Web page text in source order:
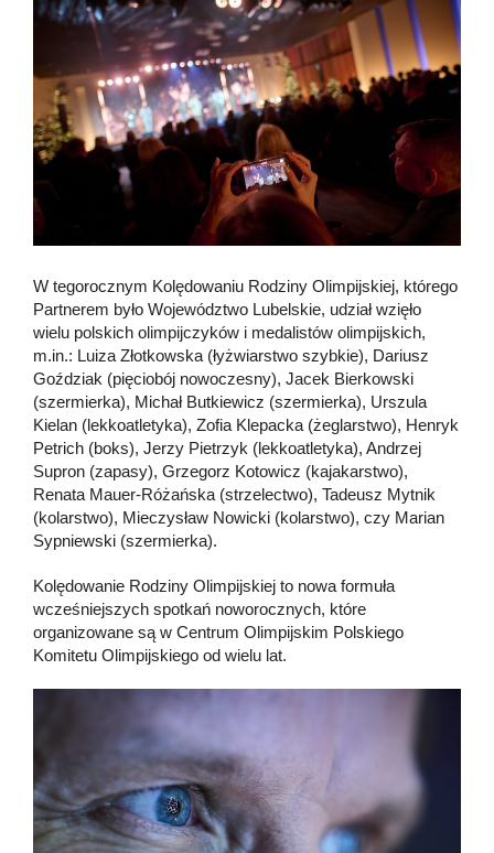
W tegorocznym Kolędowaniu Rodziny Olimpijskiej, którego
Partnerem było Województwo Lubelskie, udział wzięło
wielu polskich olimpijczyków i medalistów olimpijskich,
m.in.: Luiza Złotkowska (łyżwiarstwo szybkie), Dariusz
Goździak (pięciobój nowoczesny), Jacek Bierkowski
(szermierka), Michał Butkiewicz (szermierka), Urszula
Kielan (lekkoatletyka), Zofia Klepacka (żeglarstwo), Henryk
Petrich (boks), Jerzy Pietrzyk (lekkoatletyka), Andrzej
Supron (zapasy), Grzegorz Kotowicz (kajakarstwo),
Renata Mauer-Różańska (strzelectwo), Tadeusz Mytnik
(kolarstwo), Mieczysław Nowicki (kolarstwo), czy Marian
Sypniewski (szermierka).
Kolędowanie Rodziny Olimpijskiej to nowa formuła
wcześniejszych spotkań noworocznych, które
organizowane są w Centrum Olimpijskim Polskiego
Komitetu Olimpijskiego od wielu lat.